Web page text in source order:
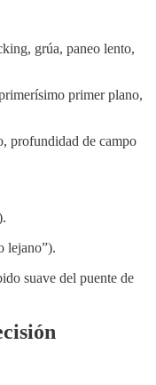
grúa, paneo lento,
primer plano,
profundidad de campo
lejano”).
suave del puente de